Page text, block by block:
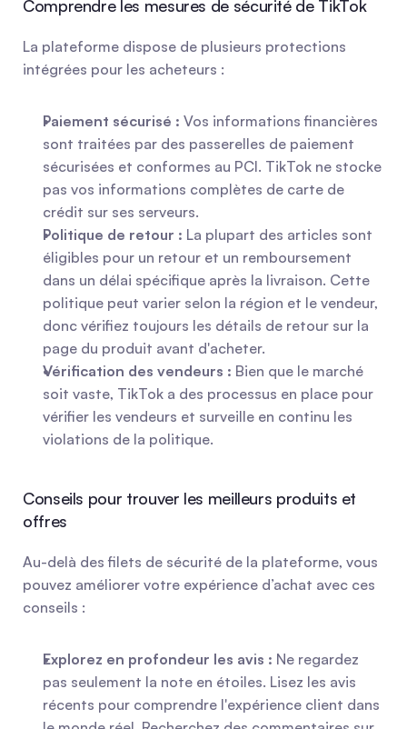
Comprendre les mesures de sécurité de TikTok
La plateforme dispose de plusieurs protections
intégrées pour les acheteurs :
Paiement sécurisé : Vos informations financières
sont traitées par des passerelles de paiement
sécurisées et conformes au PCI. TikTok ne stocke
pas vos informations complètes de carte de
crédit sur ses serveurs.
Politique de retour : La plupart des articles sont
éligibles pour un retour et un remboursement
dans un délai spécifique après la livraison. Cette
politique peut varier selon la région et le vendeur,
donc vérifiez toujours les détails de retour sur la
page du produit avant d'acheter.
Vérification des vendeurs : Bien que le marché
soit vaste, TikTok a des processus en place pour
vérifier les vendeurs et surveille en continu les
violations de la politique.
Conseils pour trouver les meilleurs produits et
offres
Au-delà des filets de sécurité de la plateforme, vous
pouvez améliorer votre expérience d’achat avec ces
conseils :
Explorez en profondeur les avis : Ne regardez
pas seulement la note en étoiles. Lisez les avis
récents pour comprendre l'expérience client dans